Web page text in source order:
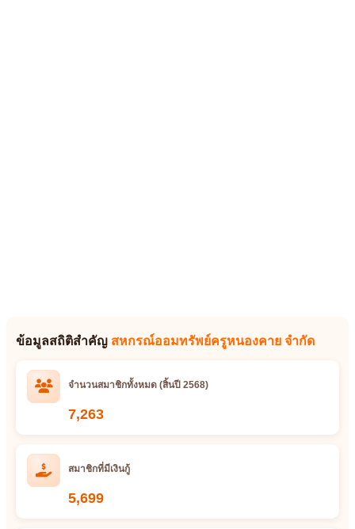
ข้อมูลสถิติสำคัญ สหกรณ์ออมทรัพย์ครูหนองคาย จำกัด
จำนวนสมาชิกทั้งหมด (สิ้นปี 2568)
7,263
สมาชิกที่มีเงินกู้
5,699